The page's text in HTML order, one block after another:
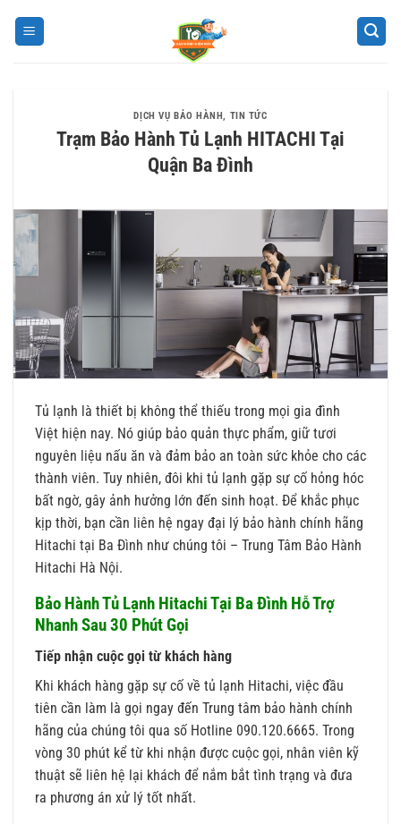
DỊCH VỤ BẢO HÀNH, TIN TỨC
Trạm Bảo Hành Tủ Lạnh HITACHI Tại
Quận Ba Đình
Tủ lạnh là thiết bị không thể thiếu trong mọi gia đình
Việt hiện nay. Nó giúp bảo quản thực phẩm, giữ tươi
nguyên liệu nấu ăn và đảm bảo an toàn sức khỏe cho các
thành viên. Tuy nhiên, đôi khi tủ lạnh gặp sự cố hỏng hóc
bất ngờ, gây ảnh hưởng lớn đến sinh hoạt. Để khắc phục
kịp thời, bạn cần liên hệ ngay đại lý bảo hành chính hãng
Hitachi tại Ba Đình như chúng tôi – Trung Tâm Bảo Hành
Hitachi Hà Nội.
Bảo Hành Tủ Lạnh Hitachi Tại Ba Đình Hỗ Trợ
Nhanh Sau 30 Phút Gọi
Tiếp nhận cuộc gọi từ khách hàng
Khi khách hàng gặp sự cố về tủ lạnh Hitachi, việc đầu
tiên cần làm là gọi ngay đến Trung tâm bảo hành chính
hãng của chúng tôi qua số Hotline 090.120.6665. Trong
vòng 30 phút kể từ khi nhận được cuộc gọi, nhân viên kỹ
thuật sẽ liên hệ lại khách để nắm bắt tình trạng và đưa
ra phương án xử lý tốt nhất.